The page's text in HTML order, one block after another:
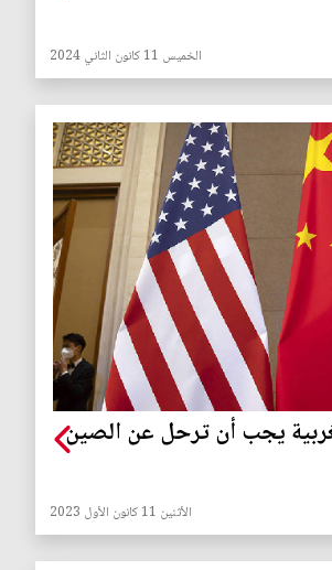
الخميس 11 كانون الثاني 2024
يجب أن ترحل عن الصين
الأثنين 11 كانون الأول 2023